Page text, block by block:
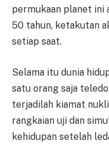
permukaan planet ini
50 tahun, ketakutan
setiap saat.
Selama itu dunia
satu orang saja
terjadilah kiamat
rangkaian uji dan
kehidupan setelah